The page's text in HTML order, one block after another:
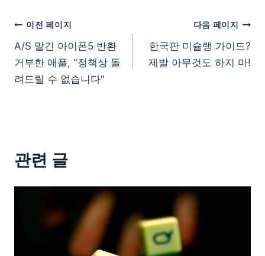
이전 페이지
A/S 맡긴 아이폰5 반환
거부한 애플, "정책상 돌
려드릴 수 없습니다"
다음 페이지
한국판 미슐랭 가이드?
제발 아무것도 하지 마!
관련 글